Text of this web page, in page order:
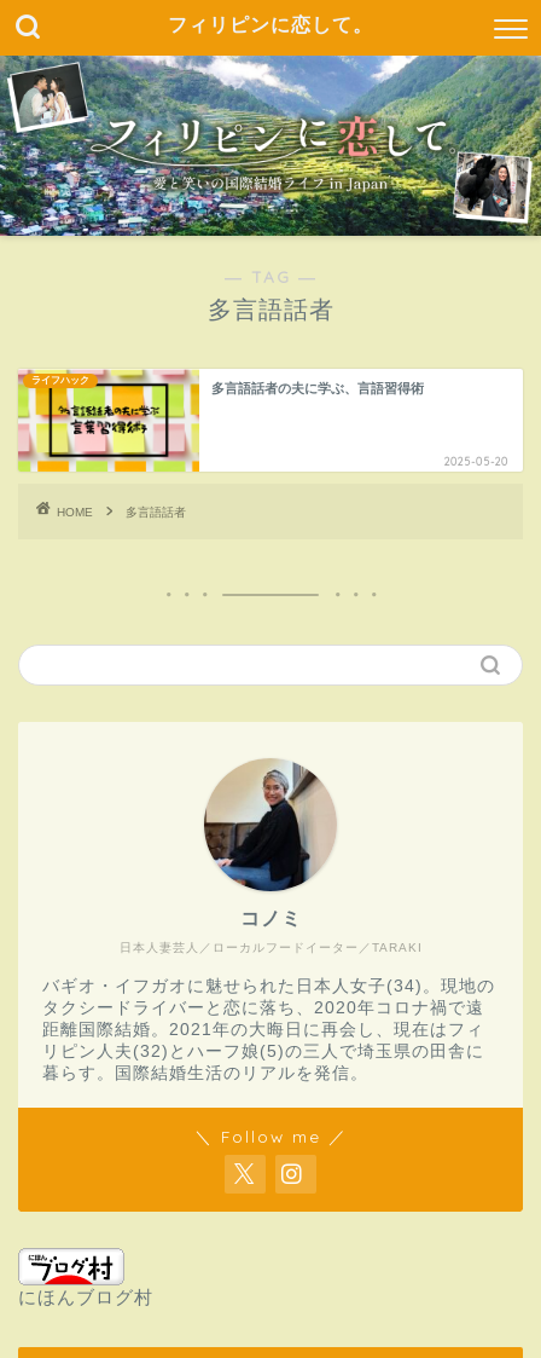
フィリピンに恋して。
― TAG ―
多言語話者
ライフハック
多言語話者の夫に学ぶ、言語習得術
2025-05-20
HOME 多言語話者
日本人妻芸人／ローカルフードイーター／TARAKI
コノミ
バギオ・イフガオに魅せられた日本人女子(34)。現地の
タクシードライバーと恋に落ち、2020年コロナ禍で遠
距離国際結婚。2021年の大晦日に再会し、現在はフィ
リピン人夫(32)とハーフ娘(5)の三人で埼玉県の田舎に
暮らす。国際結婚生活のリアルを発信。
＼ Follow me ／
にほんブログ村